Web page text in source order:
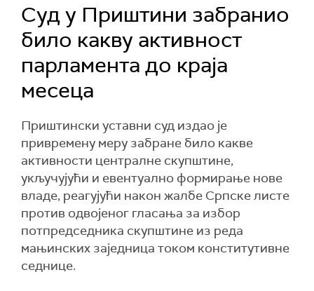
Суд у Приштини забранио
било какву активност
парламента до краја
месеца
Приштински уставни суд издао је
привремену меру забране било какве
активности централне скупштине,
укључујући и евентуално формирање нове
владе, реагујући након жалбе Српске листе
против одвојеног гласања за избор
потпредседника скупштине из реда
мањинских заједница током конститутивне
седнице.